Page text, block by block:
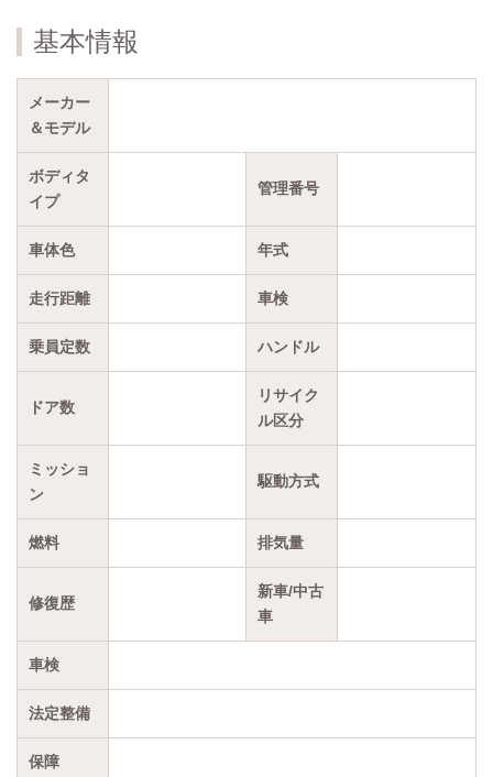
基本情報
メーカー
＆モデル
ボディタ
イプ
管理番号
車体色 年式
走行距離 車検
乗員定数 ハンドル
ドア数
リサイク
ル区分
ミッショ
ン
駆動方式
燃料 排気量
修復歴
新車/中古
車
車検
法定整備
保障